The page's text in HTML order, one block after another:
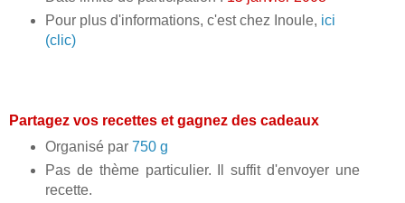
Pour plus d'informations, c'est chez Inoule, ici
(clic)
Partagez vos recettes et gagnez des cadeaux
Organisé par 750 g
Pas de thème particulier. Il suffit d'envoyer une
recette.